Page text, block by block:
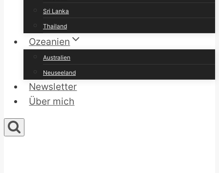
Sri Lanka
Thailand
Ozeanien
Australien
Neuseeland
Newsletter
Über mich